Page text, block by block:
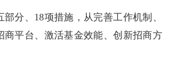
、18项措施，从完善工作机制、
商平台、激活基金效能、创新招商方